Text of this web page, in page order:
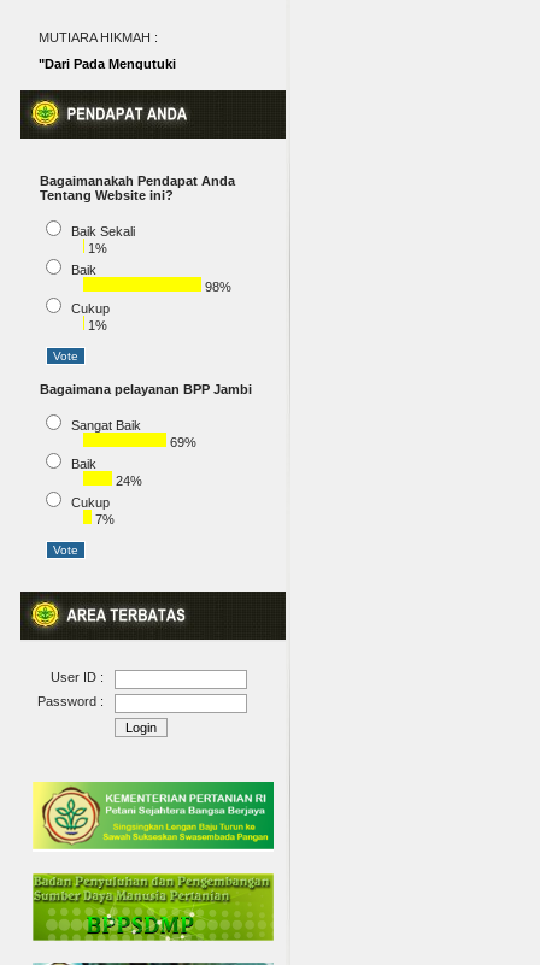
"Dari Pada Mengutuki
Kegelapan, Lebih Baik Ambil
Sebatang Lilin dan Nyalakan�
Bagaimanakah Pendapat Anda
Tentang Website ini?
Baik Sekali
1%
Baik
98%
Cukup
1%
Bagaimana pelayanan BPP Jambi
Sangat Baik
69%
Baik
24%
Cukup
7%
User ID :
Password :